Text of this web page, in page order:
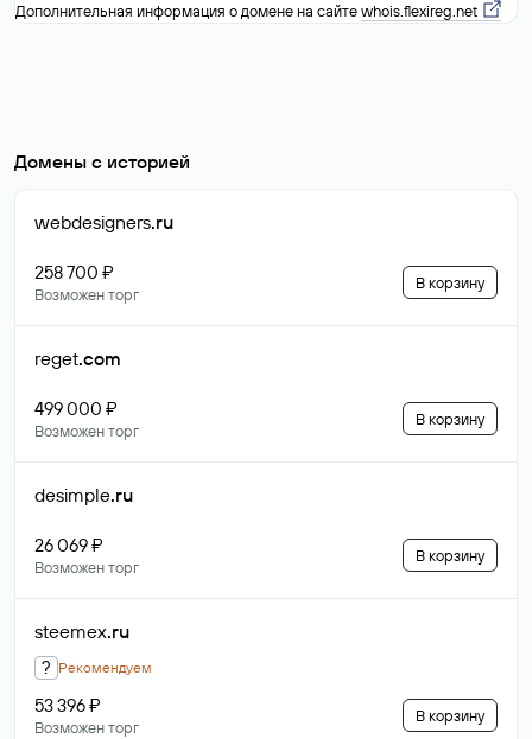
Дополнительная информация о домене на сайтеwhois.flexireg.net
Домены с историей
webdesigners.ru
258 700 ₽
Возможен торг
В корзину
reget.com
499 000 ₽
Возможен торг
В корзину
desimple.ru
26 069 ₽
Возможен торг
В корзину
steemex.ru
? Рекомендуем
53 396 ₽
Возможен торг
В корзину